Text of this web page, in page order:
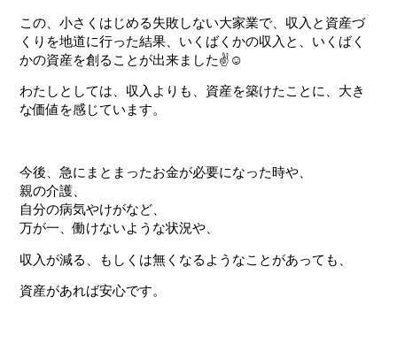
この、小さくはじめる失敗しない大家業で、収入と資産づ
くりを地道に行った結果、いくばくかの収入と、いくばく
かの資産を創ることが出来ました✌☺
わたしとしては、収入よりも、資産を築けたことに、大き
な価値を感じています。
今後、急にまとまったお金が必要になった時や、
親の介護、
自分の病気やけがなど、
万が一、働けないような状況や、
収入が減る、もしくは無くなるようなことがあっても、
資産があれば安心です。